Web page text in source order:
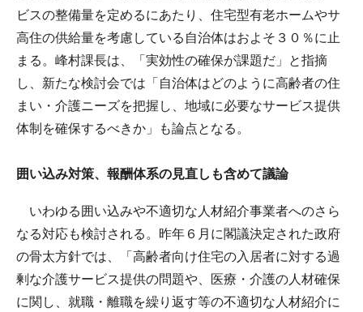
ビスの整備量を定めるにあたり、住宅型有老ホームやサ
高住の供給量を考慮している自治体はおよそ３０％に止
まる。峰村課長は、「実効性の確保が課題だ」と指摘
し、新たな検討会では「自治体はどのように高齢者の住
まい・介護ニーズを把握し、地域に必要なサービス提供
体制を確保するべきか」も論点となる。
囲い込み対策、報酬体系の見直しも含めて議論
いわゆる囲い込みや不適切な人材紹介事業者へのさら
なる対応も検討される。昨年６月に閣議決定された政府
の骨太方針では、「高齢者向け住宅の入居者に対する過
剰な介護サービス提供の問題や、医療・介護の人材確保
に関し、就職・離職を繰り返す等の不適切な人材紹介に